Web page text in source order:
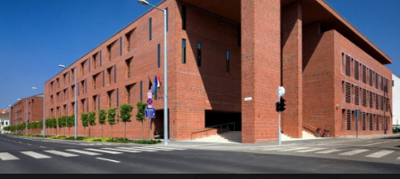
SZOLGÁLTATÁSUNKRÓL
Víz-és hőszigetelési munkák
Pinceszigetelés: talajnedvesség, talajvíz nyomás elleni